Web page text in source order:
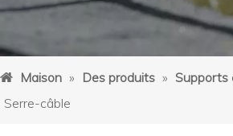
Maison » Des produits » Supports
Serre-câble